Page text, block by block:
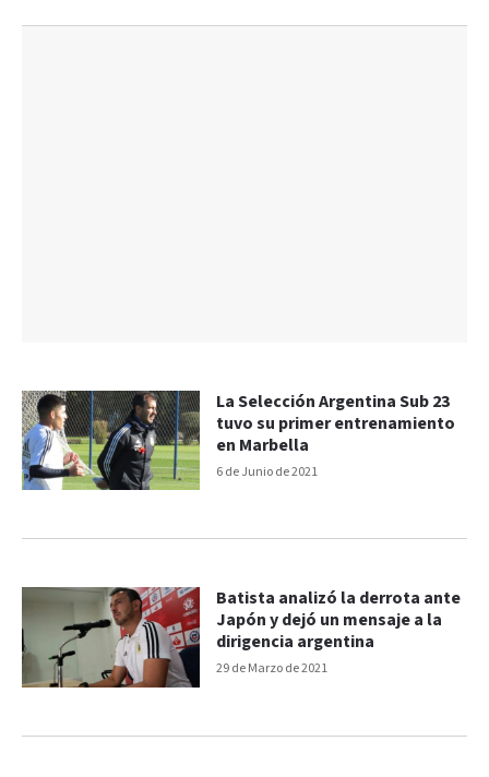
6 de Junio de 2021
La Selección Argentina Sub 23
tuvo su primer entrenamiento
en Marbella
29 de Marzo de 2021
Batista analizó la derrota ante
Japón y dejó un mensaje a la
dirigencia argentina